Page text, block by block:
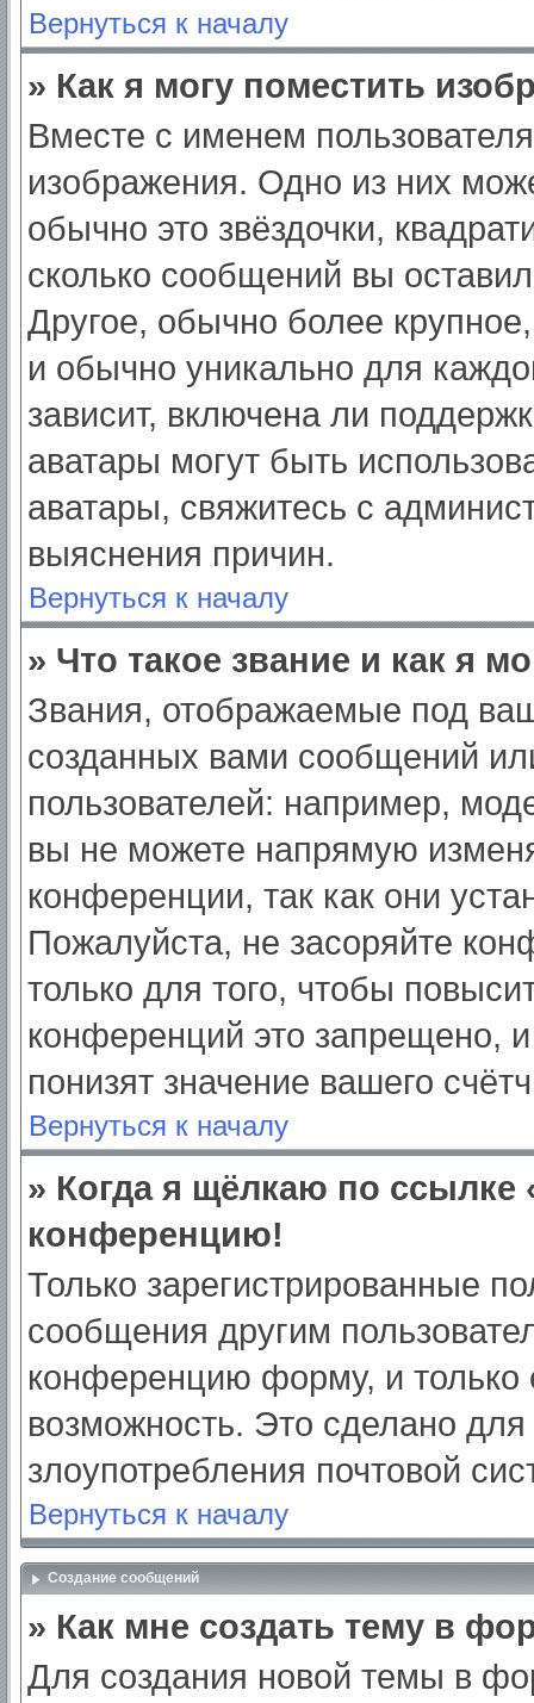
Вернуться к началу
» Как я могу поместить
Вместе с именем
изображения. Одно из них
обычно это звёздочки,
сколько сообщений вы
Другое, обычно более
и обычно уникально для
зависит, включена ли
аватары могут быть
аватары, свяжитесь с
выяснения причин.
Вернуться к началу
» Что такое звание и как я
Звания, отображаемые под
созданных вами сообщений
пользователей: например,
вы не можете напрямую
конференции, так как они
Пожалуйста, не засоряйте
только для того, чтобы
конференций это запрещено,
понизят значение вашего
Вернуться к началу
» Когда я щёлкаю по ссылке
конференцию!
Только зарегистрированные
сообщения другим
конференцию форму, и только
возможность. Это сделано для
злоупотребления почтовой
Вернуться к началу
Создание сообщений
» Как мне создать тему в
Для создания новой темы в